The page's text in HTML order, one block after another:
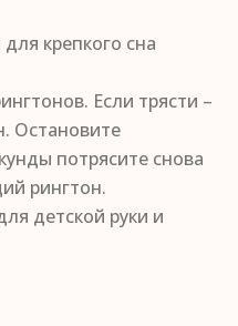
крепкого сна
Если трясти –
Остановите
потрясите снова
рингтон.
детской руки и